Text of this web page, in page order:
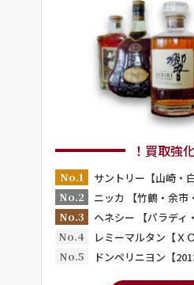
！買取強
No.1
サントリー【山崎・
No.2
ニッカ 【竹鶴・余市
No.3
ヘネシー 【パラディ
No.4
レミーマルタン【Ｘ
No.5
ドンペリニヨン【